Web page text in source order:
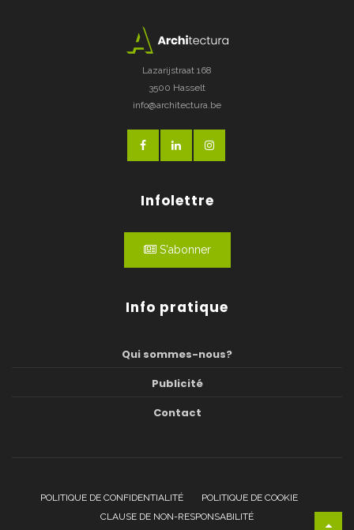
Lazarijstraat 168
3500 Hasselt
info@architectura.be
Infolettre
S'abonner
Info pratique
Qui sommes-nous?
Publicité
Contact
POLITIQUE DE CONFIDENTIALITÉ
POLITIQUE DE COOKIE
CLAUSE DE NON-RESPONSABILITÉ